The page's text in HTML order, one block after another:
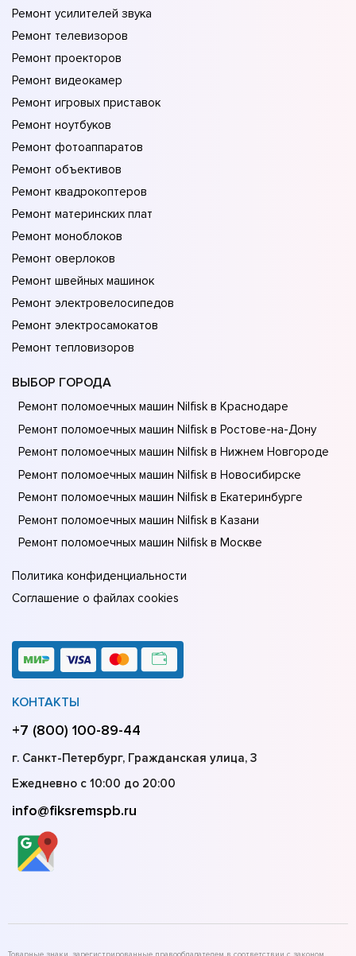
Ремонт усилителей звука
Ремонт телевизоров
Ремонт проекторов
Ремонт видеокамер
Ремонт игровых приставок
Ремонт ноутбуков
Ремонт фотоаппаратов
Ремонт объективов
Ремонт квадрокоптеров
Ремонт материнских плат
Ремонт моноблоков
Ремонт оверлоков
Ремонт швейных машинок
Ремонт электровелосипедов
Ремонт электросамокатов
Ремонт тепловизоров
ВЫБОР ГОРОДА
Ремонт поломоечных машин Nilfisk в Краснодаре
Ремонт поломоечных машин Nilfisk в Ростове-на-Донy
Ремонт поломоечных машин Nilfisk в Нижнем Новгороде
Ремонт поломоечных машин Nilfisk в Новосибирске
Ремонт поломоечных машин Nilfisk в Екатеринбурге
Ремонт поломоечных машин Nilfisk в Казани
Ремонт поломоечных машин Nilfisk в Москве
Политика конфиденциальности
Соглашение о файлах cookies
КОНТАКТЫ
+7 (800) 100-89-44
г. Санкт-Петербург, Гражданская улица, 3
Ежедневно с 10:00 до 20:00
info@fiksremspb.ru